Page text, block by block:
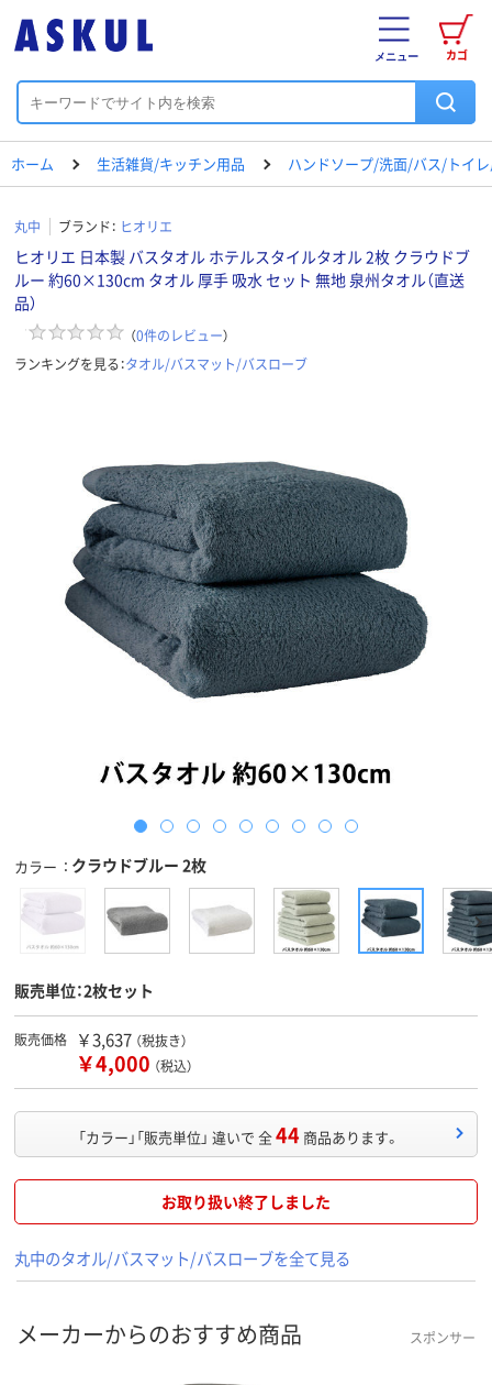
カゴ
メニュー
ホーム 生活雑貨/キッチン用品 ハンドソープ/洗面/バス/トイ
丸中 ブランド： ヒオリエ
ヒオリエ 日本製 バスタオル ホテルスタイルタオル 2枚 クラウドブ
ルー 約60×130cm タオル 厚手 吸水 セット 無地 泉州タオル（直送
品）
（0件のレビュー）
ランキングを見る：タオル/バスマット/バスローブ
カラー クラウドブルー 2枚
販売単位：2枚セット
販売価格 ￥3,637 （税抜き）
￥4,000 （税込）
「カラー」「販売単位」 違いで 全44 商品あります。
お取り扱い終了しました
丸中のタオル/バスマット/バスローブを全て見る
メーカーからのおすすめ商品 スポンサー